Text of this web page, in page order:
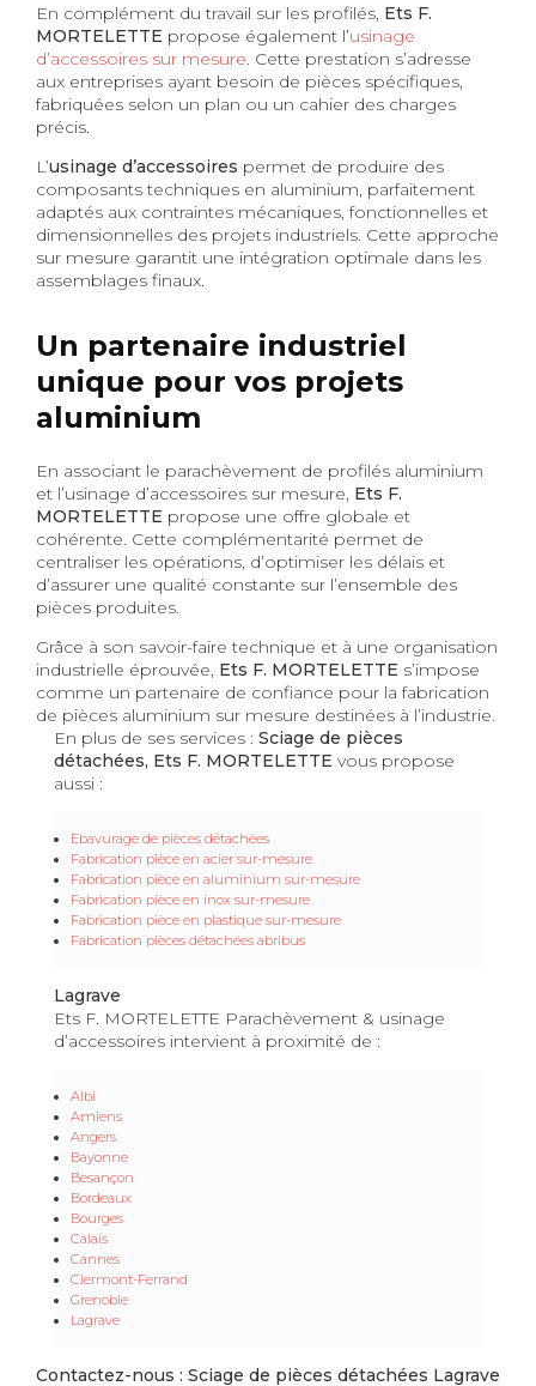
En complément du travail sur les profilés, Ets F.
MORTELETTE propose également l’usinage
d’accessoires sur mesure. Cette prestation s’adresse
aux entreprises ayant besoin de pièces spécifiques,
fabriquées selon un plan ou un cahier des charges
précis.
L’usinage d’accessoires permet de produire des
composants techniques en aluminium, parfaitement
adaptés aux contraintes mécaniques, fonctionnelles et
dimensionnelles des projets industriels. Cette approche
sur mesure garantit une intégration optimale dans les
assemblages finaux.
Un partenaire industriel
unique pour vos projets
aluminium
En associant le parachèvement de profilés aluminium
et l’usinage d’accessoires sur mesure, Ets F.
MORTELETTE propose une offre globale et
cohérente. Cette complémentarité permet de
centraliser les opérations, d’optimiser les délais et
d’assurer une qualité constante sur l’ensemble des
pièces produites.
Grâce à son savoir-faire technique et à une organisation
industrielle éprouvée, Ets F. MORTELETTE s’impose
comme un partenaire de confiance pour la fabrication
de pièces aluminium sur mesure destinées à l’industrie.
En plus de ses services : Sciage de pièces
détachées, Ets F. MORTELETTE vous propose
aussi :
Ebavurage de pièces détachées
Fabrication pièce en acier sur-mesure
Fabrication pièce en aluminium sur-mesure
Fabrication pièce en inox sur-mesure
Fabrication pièce en plastique sur-mesure
Fabrication pièces détachées abribus
Lagrave
Ets F. MORTELETTE Parachèvement & usinage
d’accessoires intervient à proximité de :
Albi
Amiens
Angers
Bayonne
Besançon
Bordeaux
Bourges
Calais
Cannes
Clermont-Ferrand
Grenoble
Lagrave
Contactez-nous : Sciage de pièces détachées Lagrave